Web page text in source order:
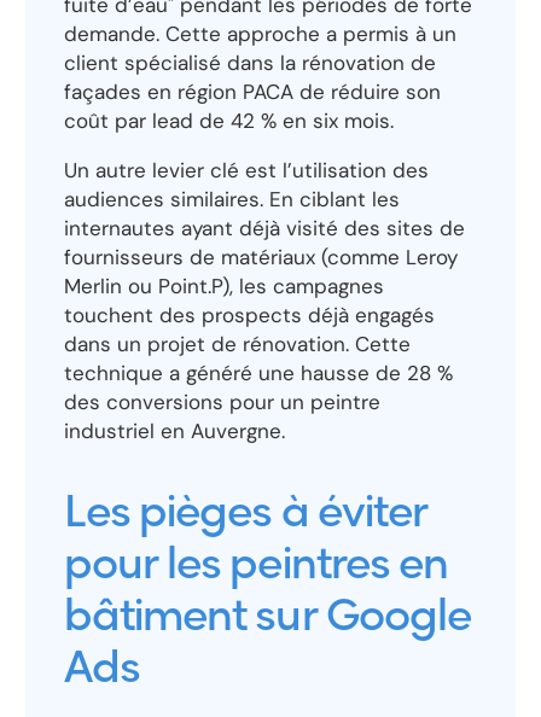
demande. Cette approche a permis à un
client spécialisé dans la rénovation de
façades en région PACA de réduire son
coût par lead de 42 % en six mois.
Un autre levier clé est l’utilisation des
audiences similaires. En ciblant les
internautes ayant déjà visité des sites de
fournisseurs de matériaux (comme Leroy
Merlin ou Point.P), les campagnes
touchent des prospects déjà engagés
dans un projet de rénovation. Cette
technique a généré une hausse de 28 %
des conversions pour un peintre
industriel en Auvergne.
Les pièges à éviter
pour les peintres en
bâtiment sur Google
Ads